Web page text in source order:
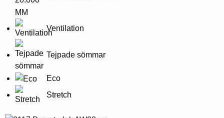
Ventilation
Tejpade sömmar
Eco
Stretch